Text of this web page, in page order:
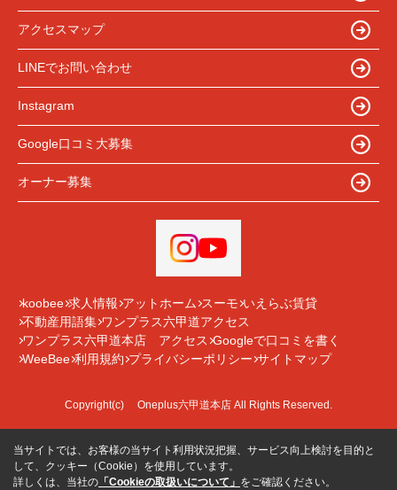
アクセスマップ
LINEでお問い合わせ
Instagram
Google口コミ大募集
オーナー募集
koobee 求人情報 アットホーム スーモ いえらぶ賃貸
不動産用語集 ワンプラス六甲道アクセス
ワンプラス六甲道本店 アクセス Googleで口コミを書く
WeeBee 利用規約 プライバシーポリシー サイトマップ
Copyright(c) Oneplus六甲道本店 All Rights Reserved.
当サイトでは、お客様の当サイト利用状況把握、サービス向上検討を目的と
して、クッキー（Cookie）を使用しています。
詳しくは、当社の 「Cookieの取扱いについて」 をご確認ください。